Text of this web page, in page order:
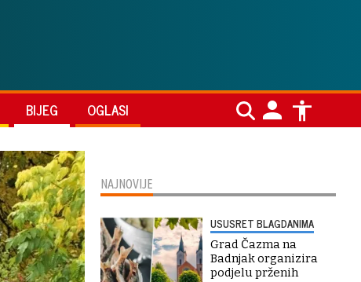
BIJEG OGLASI
NAJNOVIJE
USUSRET BLAGDANIMA
Grad Čazma na
Badnjak organizira
podjelu prženih